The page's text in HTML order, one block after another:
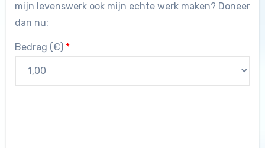
mijn levenswerk ook mijn echte werk maken? Doneer
dan nu:
Bedrag (€) *